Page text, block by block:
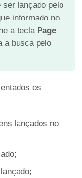
ser lançado pelo
informado no
a tecla Page
a busca pelo
os
lançados no